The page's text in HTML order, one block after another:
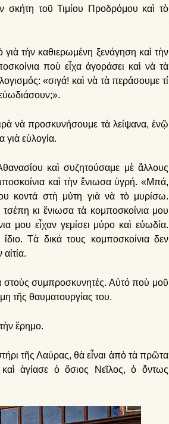
σκήτη τοῦ Τιμίου Προδρόμου καὶ τὸ
τὴν καθιερωμένη ξενάγηση καὶ τὴν
ποὺ εἶχα ἀγοράσει καὶ νὰ τὰ
«σιγά! καὶ νὰ τὰ περάσουμε τί
νὰ προσκυνήσουμε τὰ λείψανα, ἐνῷ
γιὰ εὐλογία.
καὶ συζητούσαμε μὲ ἄλλους
καὶ τὴν ἔνιωσα ὑγρή. «Μπά,
κοντά στὴ μύτη γιὰ νὰ τὸ μυρίσω.
κι ἔνιωσα τὰ κομποσκοίνια μου
μου εἶχαν γεμίσει μύρο καὶ εὐωδία.
Τὰ δικά τους κομποσκοίνια δεν
στοὺς συμπροσκυνητές. Αὐτό ποὺ μοῦ
τῆς θαυματουργίας του.
ἔρημο.
τῆς Λαύρας, θὰ εἶναι ἀπὸ τὰ πρῶτα
ἁγίασε ὁ ὅσιος Νεῖλος, ὁ ὄντως